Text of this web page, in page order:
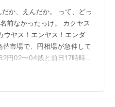
か、えんだか。 って、どっ
前なかったっけ。 カクヤス
ウヤス！エンヤス！エンダ
市場で、円相場が急伸して
円02〜04銭と前日17時時点
財務相が国内金融資産への
示したことを受け、円買